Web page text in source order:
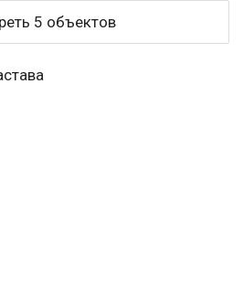
5 объектов